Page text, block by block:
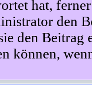
hat,
den
den Beitrag
können,